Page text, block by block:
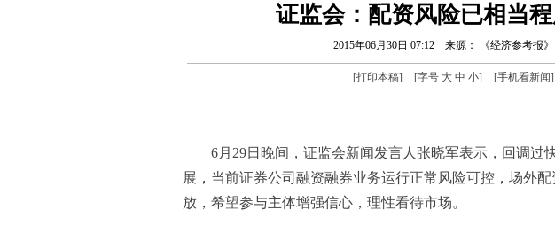
证监会：配资风险已相当
2015年06月30日 07:12 来源： 《经济参考报》
[打印本稿] [字号 大 中 小] [手机看新闻]
6月29日晚间，证监会新闻发言人张晓军表示，回调过
展，当前证券公司融资融券业务运行正常风险可控，场外
放，希望参与主体增强信心，理性看待市场。